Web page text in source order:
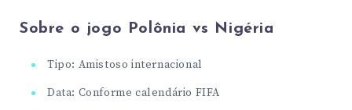
Sobre o jogo Polônia vs Nigéria
Tipo: Amistoso internacional
Data: Conforme calendário FIFA